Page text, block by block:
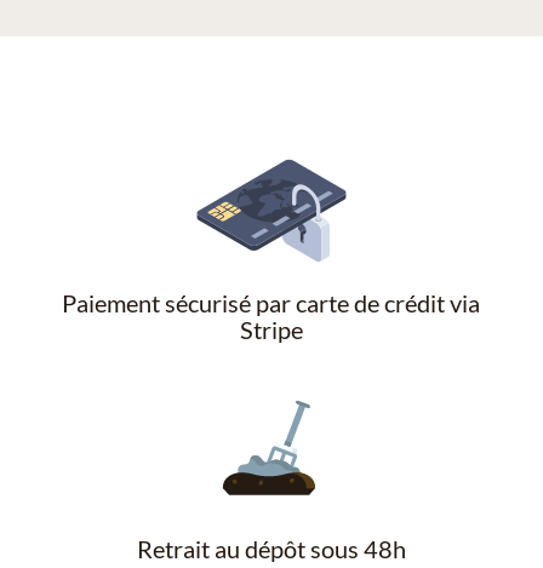
Paiement sécurisé par carte de crédit via
Stripe
Retrait au dépôt sous 48h